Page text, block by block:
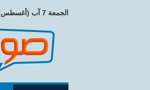
الجمعة 7 آب (أغسطس) 2026